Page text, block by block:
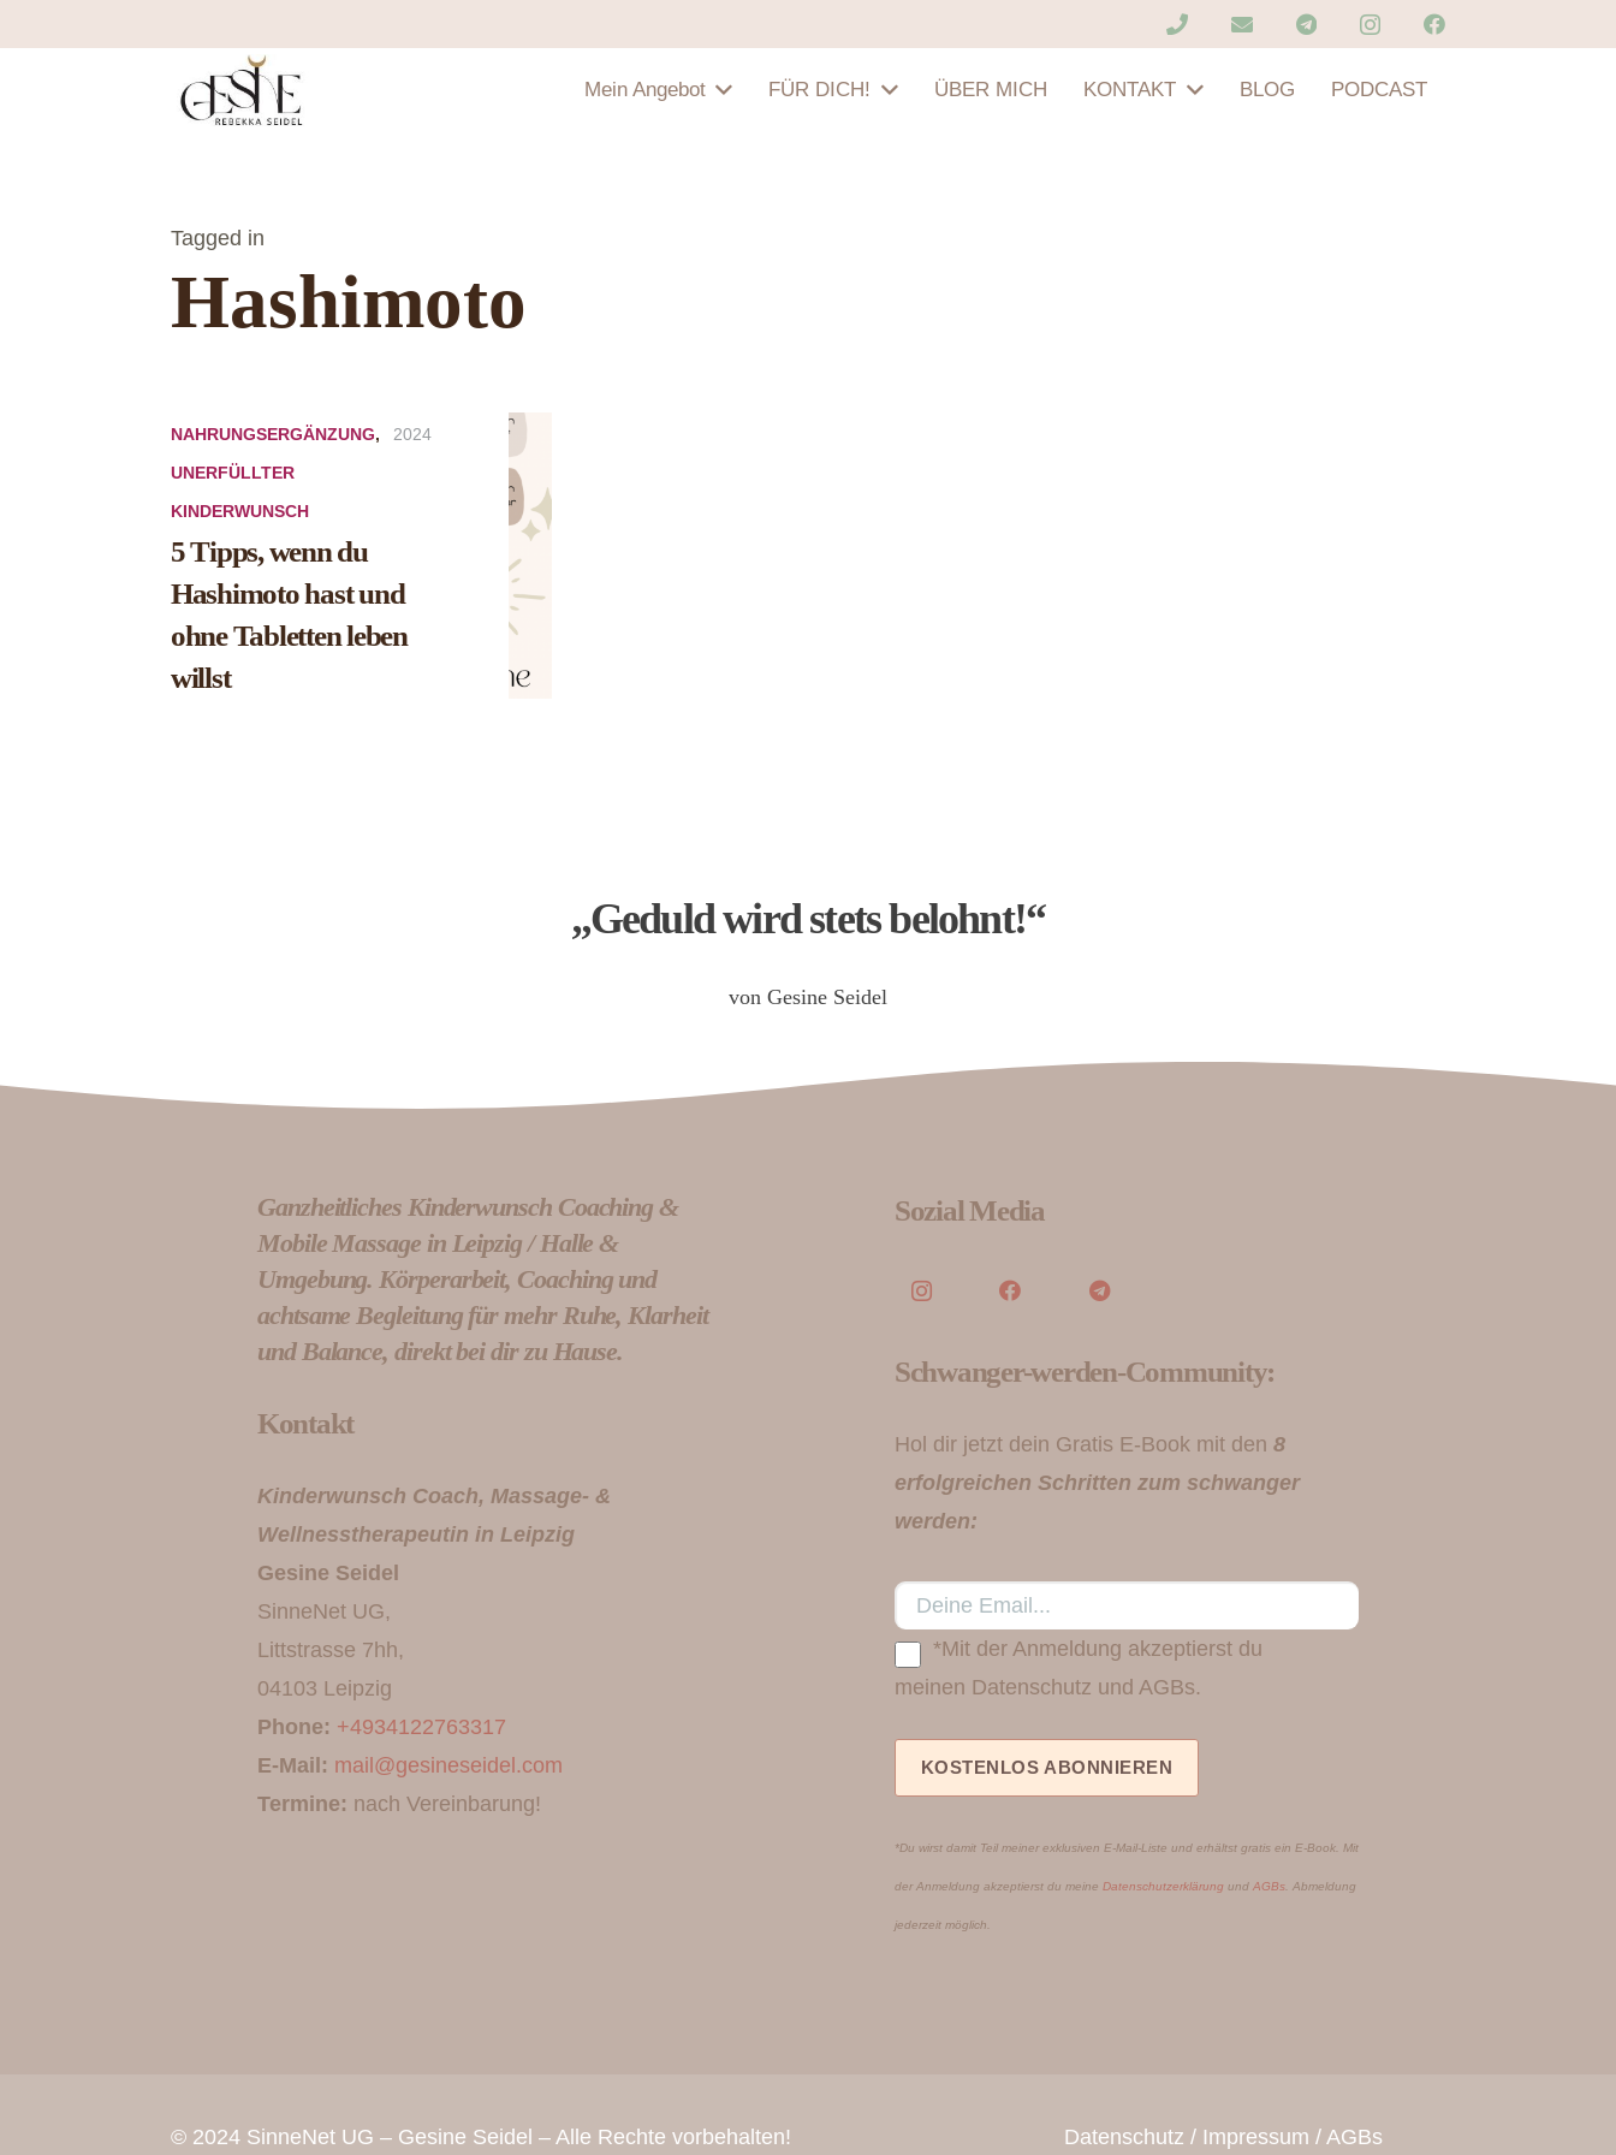
Mein Angebot FÜR DICH! ÜBER MICH KONTAKT BLOG PODCAST
Tagged in
Hashimoto
NAHRUNGSERGÄNZUNG,
UNERFÜLLTER
KINDERWUNSCH
2024
5 Tipps, wenn du
Hashimoto hast und
ohne Tabletten leben
willst
„Geduld wird stets belohnt!“
von Gesine Seidel
Ganzheitliches Kinderwunsch Coaching &
Mobile Massage in Leipzig / Halle &
Umgebung. Körperarbeit, Coaching und
achtsame Begleitung für mehr Ruhe, Klarheit
und Balance, direkt bei dir zu Hause.
Kontakt
Kinderwunsch Coach, Massage- &
Wellnesstherapeutin in Leipzig
Gesine Seidel
SinneNet UG,
Littstrasse 7hh,
04103 Leipzig
Phone: +4934122763317
E-Mail: mail@gesineseidel.com
Termine: nach Vereinbarung!
Sozial Media
Schwanger-werden-Community:
Hol dir jetzt dein Gratis E-Book mit den 8
erfolgreichen Schritten zum schwanger
werden:
*Mit der Anmeldung akzeptierst du
meinen Datenschutz und AGBs.
*Du wirst damit Teil meiner exklusiven E-Mail-Liste und erhältst gratis ein E-Book. Mit
der Anmeldung akzeptierst du meine Datenschutzerklärung und AGBs . Abmeldung
jederzeit möglich.
© 2024 SinneNet UG – Gesine Seidel – Alle Rechte vorbehalten! Datenschutz / Impressum / AGBs